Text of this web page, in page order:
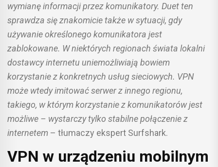
wymianę informacji przez komunikatory. Duet ten
sprawdza się znakomicie także w sytuacji, gdy
używanie określonego komunikatora jest
zablokowane. W niektórych regionach świata lokalni
dostawcy internetu uniemożliwiają bowiem
korzystanie z konkretnych usług sieciowych. VPN
może wtedy imitować serwer z innego regionu,
takiego, w którym korzystanie z komunikatorów jest
możliwe – wystarczy tylko stabilne połączenie z
internetem – tłumaczy ekspert Surfshark.
VPN w urządzeniu mobilnym